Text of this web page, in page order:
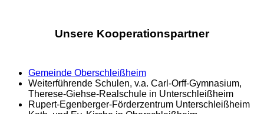
Unsere Kooperationspartner
Gemeinde Oberschleißheim
Weiterführende Schulen, v.a. Carl-Orff-Gymnasium,
Therese-Giehse-Realschule in Unterschleißheim
Rupert-Egenberger-Förderzentrum Unterschleißheim